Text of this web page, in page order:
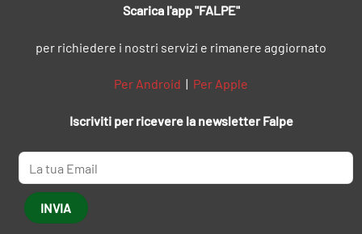
Scarica l'app "FALPE"
per richiedere i nostri servizi e rimanere aggiornato
Per Android | Per Apple
Iscriviti per ricevere la newsletter Falpe